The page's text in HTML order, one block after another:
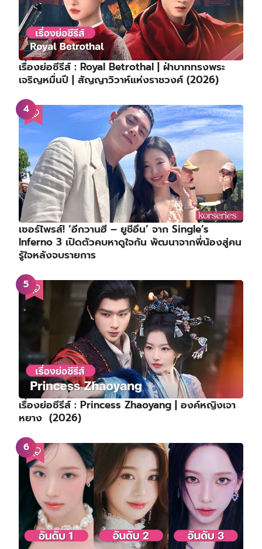
เรื่องย่อซีรีส์ : Royal Betrothal | ฝ่าบาททรงพระ
เจริญหมื่นปี | สัญญาวิวาห์แห่งราชวงศ์ (2026)
เซอร์ไพรส์! ‘อีกวานฮี – ยูชีอึน’ จาก Single’s
Inferno 3 เปิดตัวคบหาดูใจกัน พัฒนาจากพี่น้องสู่คน
รู้ใจหลังจบรายการ
เรื่องย่อซีรีส์ : Princess Zhaoyang | องค์หญิงเจา
หยาง (2026)